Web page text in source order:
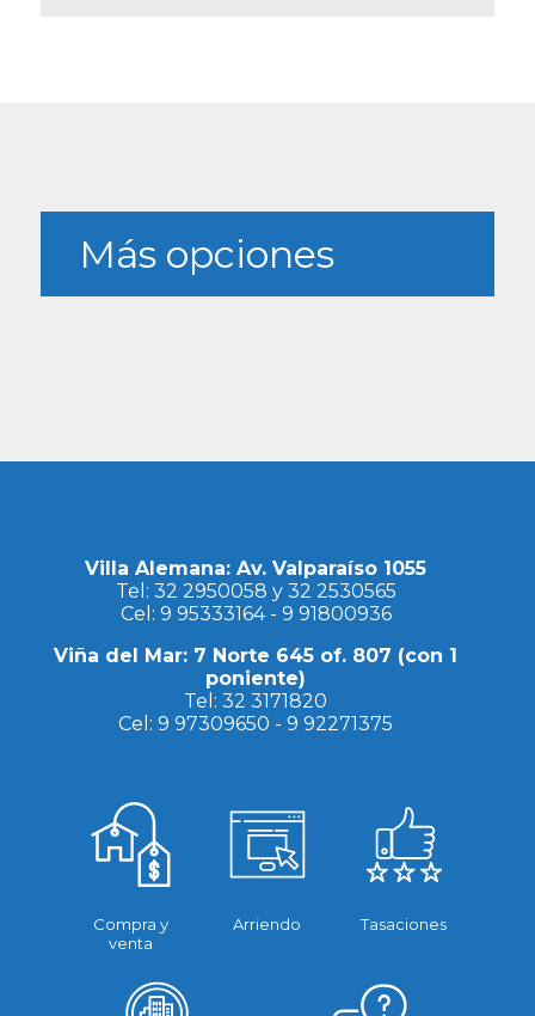
Más opciones
Villa Alemana: Av. Valparaíso 1055
Tel: 32 2950058 y 32 2530565
Cel: 9 95333164- 9 91800936
Viña del Mar: 7 Norte 645 of. 807 (con 1
poniente)
Tel:32 3171820
Cel:9 97309650 -9 92271375
Compra y
venta
Arriendo Tasaciones